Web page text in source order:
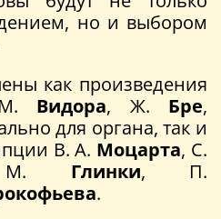
но и выбором
как произведения
Видора, Ж. Бре,
для органа, так и
В. А. Моцарта, С.
Глинки, П.
.